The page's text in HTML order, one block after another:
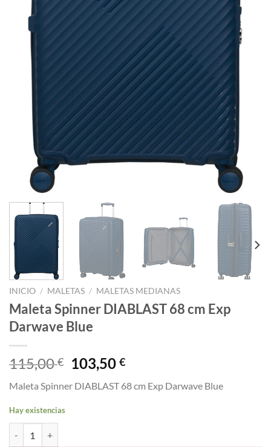
INICIO / MALETAS / MALETAS MEDIANAS
Maleta Spinner DIABLAST 68 cm Exp
Darwave Blue
115,00€
El
precio
original
103,50€El
actual
Maleta Spinner DIABLAST 68 cm Exp Darwave Blue
Hay existencias